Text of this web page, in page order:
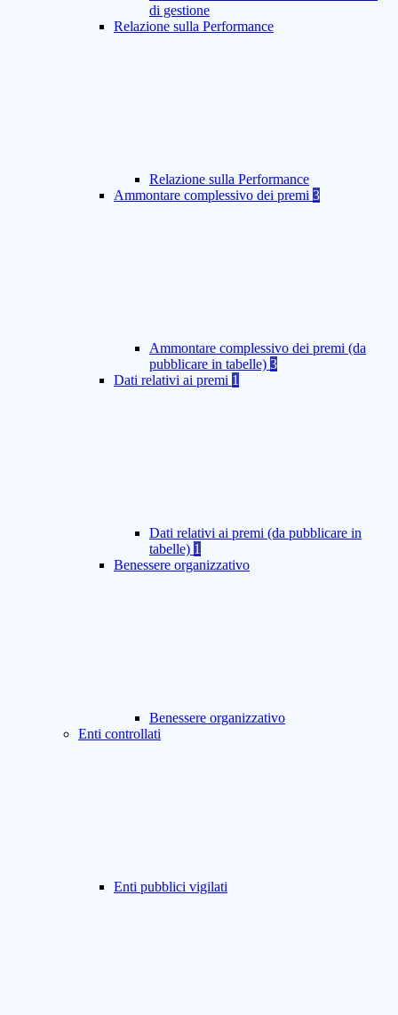
di gestione
Relazione sulla Performance
Relazione sulla Performance
Ammontare complessivo dei premi 3
Ammontare complessivo dei premi (da
pubblicare in tabelle) 3
Dati relativi ai premi 1
Dati relativi ai premi (da pubblicare in
tabelle) 1
Benessere organizzativo
Benessere organizzativo
Enti controllati
Enti pubblici vigilati